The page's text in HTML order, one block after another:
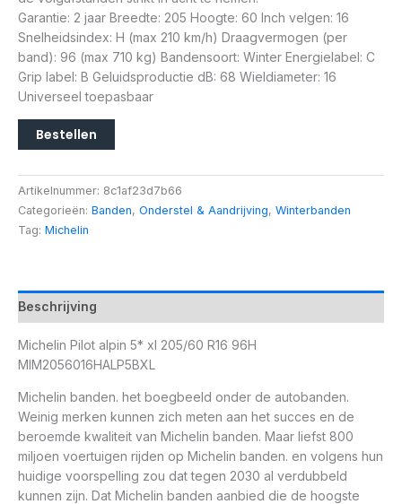
Garantie: 2 jaar Breedte: 205 Hoogte: 60 Inch velgen: 16
Snelheidsindex: H (max 210 km/h) Draagvermogen (per
band): 96 (max 710 kg) Bandensoort: Winter Energielabel: C
Grip label: B Geluidsproductie dB: 68 Wieldiameter: 16
Universeel toepasbaar
Bestellen
Artikelnummer: 8c1af23d7b66
Categorieën: Banden, Onderstel & Aandrijving, Winterbanden
Tag: Michelin
Beschrijving
Michelin Pilot alpin 5* xl 205/60 R16 96H
MIM2056016HALP5BXL
Michelin banden. het boegbeeld onder de autobanden.
Weinig merken kunnen zich meten aan het succes en de
beroemde kwaliteit van Michelin banden. Maar liefst 800
miljoen voertuigen rijden op Michelin banden. en volgens hun
huidige voorspelling zou dat tegen 2030 al verdubbeld
kunnen zijn. Dat Michelin banden aanbied die de hoogste